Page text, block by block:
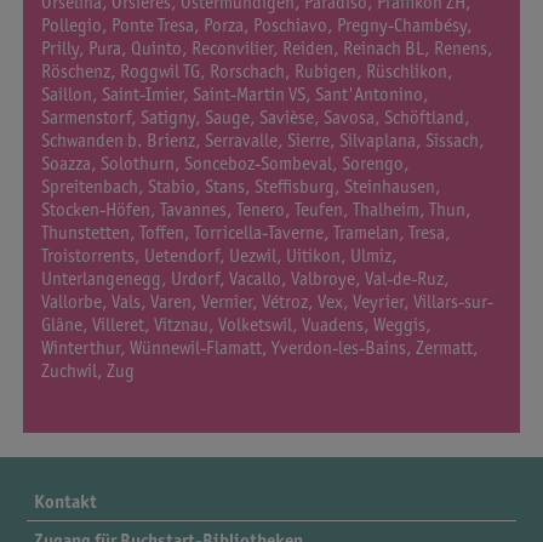
Pollegio, Ponte Tresa, Porza, Poschiavo, Pregny-Chambésy,
Prilly, Pura, Quinto, Reconvilier, Reiden, Reinach BL, Renens,
Röschenz, Roggwil TG, Rorschach, Rubigen, Rüschlikon,
Saillon, Saint-Imier, Saint-Martin VS, Sant'Antonino,
Sarmenstorf, Satigny, Sauge, Savièse, Savosa, Schöftland,
Schwanden b. Brienz, Serravalle, Sierre, Silvaplana, Sissach,
Soazza, Solothurn, Sonceboz-Sombeval, Sorengo,
Spreitenbach, Stabio, Stans, Steffisburg, Steinhausen,
Stocken-Höfen, Tavannes, Tenero, Teufen, Thalheim, Thun,
Thunstetten, Toffen, Torricella-Taverne, Tramelan, Tresa,
Troistorrents, Uetendorf, Uezwil, Uitikon, Ulmiz,
Unterlangenegg, Urdorf, Vacallo, Valbroye, Val-de-Ruz,
Vallorbe, Vals, Varen, Vernier, Vétroz, Vex, Veyrier, Villars-sur-
Glâne, Villeret, Vitznau, Volketswil, Vuadens, Weggis,
Winterthur, Wünnewil-Flamatt, Yverdon-les-Bains, Zermatt,
Zuchwil, Zug
Kontakt